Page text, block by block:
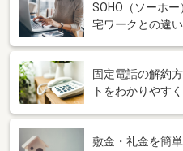
SOHO（ソーホ
宅ワークとの違
固定電話の解約
トをわかりやす
敷金・礼金を簡